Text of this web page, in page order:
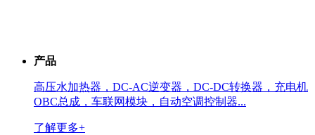
产品
高压水加热器，DC-AC逆变器，DC-DC转换器，充电机
OBC总成，车联网模块，自动空调控制器...
了解更多+